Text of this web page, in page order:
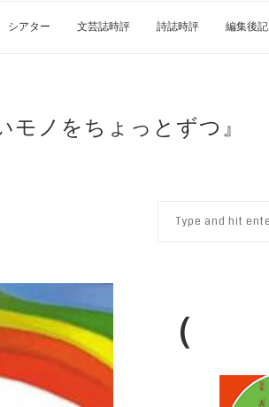
シアター 文芸誌時評 詩誌時評 編集後記
モノをちょっとずつ』